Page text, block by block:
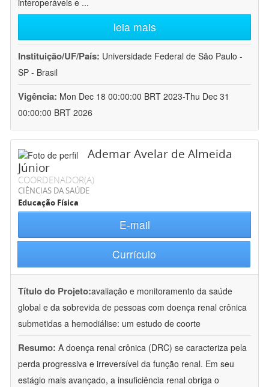
interoperáveis e ...
leia mais
Instituição/UF/País: Universidade Federal de São Paulo -
SP - Brasil
Vigência: Mon Dec 18 00:00:00 BRT 2023-Thu Dec 31
00:00:00 BRT 2026
Ademar Avelar de Almeida
Júnior
COORDENADOR(A)
CIÊNCIAS DA SAÚDE
Educação Física
E-mail
Currículo
Título do Projeto:avaliação e monitoramento da saúde
global e da sobrevida de pessoas com doença renal crônica
submetidas a hemodiálise: um estudo de coorte
Resumo: A doença renal crônica (DRC) se caracteriza pela
perda progressiva e irreversível da função renal. Em seu
estágio mais avançado, a insuficiência renal obriga o